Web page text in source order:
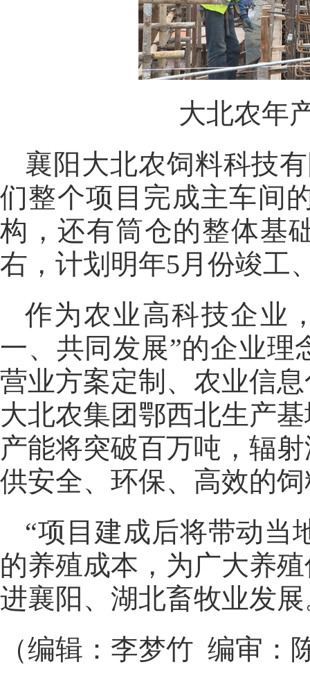
大北农年
襄阳大北农饲料科技
们整个项目完成主车间
构，还有筒仓的整体基
右，计划明年5月份竣工
作为农业高科技企业
一、共同发展”的企业理
营业方案定制、农业信
大北农集团鄂西北生产
产能将突破百万吨，辐
供安全、环保、高效的
“项目建成后将带动当
的养殖成本，为广大养
进襄阳、湖北畜牧业发
（编辑：李梦竹 编审：